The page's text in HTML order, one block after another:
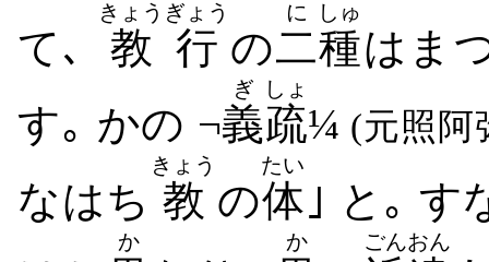
て､
教
きょう
行
ぎょう
の二
に
種
しゅ
はま
す｡ かの ¬義
ぎ
疏
しょ
¼ (元照阿
なはち 教
きょう
の体
たい
｣ と｡ す
か か ごんおん